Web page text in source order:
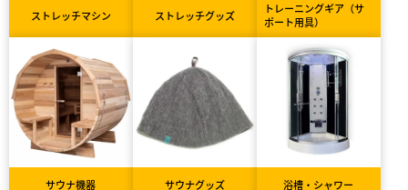
ストレッチマシン ストレッチグッズ
トレーニングギア（サ
ポート用具）
サウナ機器 サウナグッズ 浴槽・シャワー